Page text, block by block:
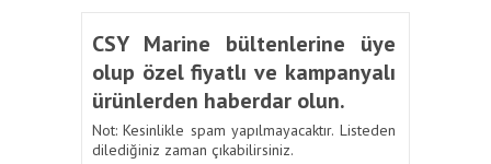
CSY Marine bültenlerine üye
olup özel fiyatlı ve kampanyalı
ürünlerden haberdar olun.
Not: Kesinlikle spam yapılmayacaktır. Listeden
dilediğiniz zaman çıkabilirsiniz.